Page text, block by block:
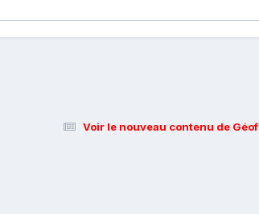
Voir le nouveau contenu de